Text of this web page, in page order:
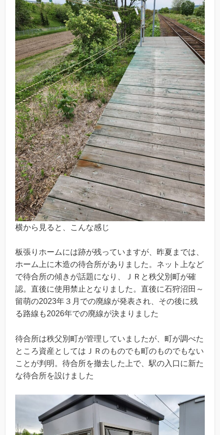
横から見ると、こんな感じ
板張りホームには跡が残っていますが、昨夏までは、
ホーム上に木造の待合所がありました。ネット上など
で待合所の傾きが話題になり、ＪＲと秩父別町が確
認。直後に使用禁止となりました。直後に石狩沼田～
留萌の2023年３月での廃線が発表され、その後に残
る路線も2026年での廃線が決まりました
待合所は秩父別町が管理していましたが、町が調べた
ところ資産としてはＪＲのものでも町のものでもない
ことが判明。待合所を撤去した上で、駅の入口に新た
な待合所を設けました